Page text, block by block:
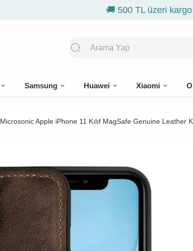
Samsung Huawei Xiaomi
Microsonic Apple iPhone 11 Kılıf MagSafe Genuine Leather